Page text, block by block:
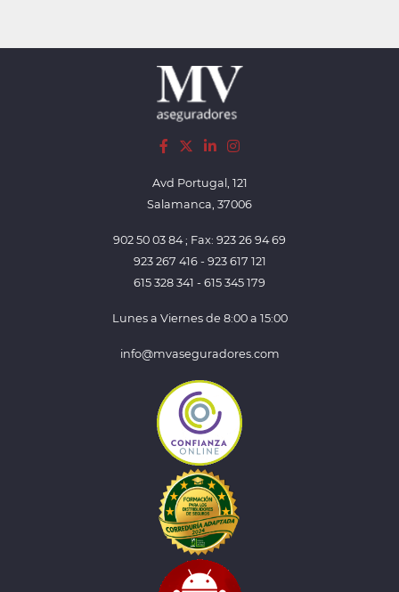
Avd Portugal, 121
Salamanca, 37006
902 50 03 84 ; Fax: 923 26 94 69
923 267 416 - 923 617 121
615 328 341 - 615 345 179
Lunes a Viernes de 8:00 a 15:00
info@mvaseguradores.com